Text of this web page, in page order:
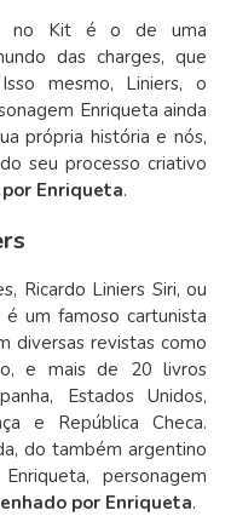
no Kit é o de uma
das charges, que
mesmo, Liniers, o
Enriqueta ainda
própria história e nós,
seu processo criativo
Enriqueta.
Ricardo Liniers Siri, ou
um famoso cartunista
diversas revistas como
e mais de 20 livros
Estados Unidos,
e República Checa.
do também argentino
personagem
por Enriqueta.